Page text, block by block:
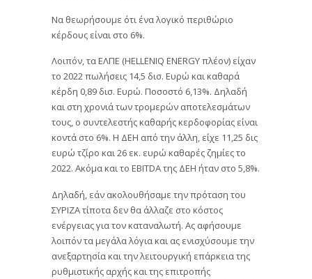
Να θεωρήσουμε ότι ένα λογικό περιθώριο
κέρδους είναι στο 6%.
Λοιπόν, τα ΕΛΠΕ (HELLENIQ ENERGY πλέον) είχαν
το 2022 πωλήσεις 14,5 δισ. Ευρώ και καθαρά
κέρδη 0,89 δισ. Ευρώ. Ποσοστό 6,13%. Δηλαδή
και στη χρονιά των τρομερών αποτελεσμάτων
τους, ο συντελεστής καθαρής κερδοφορίας είναι
κοντά στο 6%. Η ΔΕΗ από την άλλη, είχε 11,25 δις
ευρώ τζίρο και 26 εκ. ευρώ καθαρές ζημίες το
2022. Ακόμα και το EBITDA της ΔΕΗ ήταν στο 5,8%.
Δηλαδή, εάν ακολουθήσαμε την πρόταση του
ΣΥΡΙΖΑ τίποτα δεν θα άλλαζε στο κόστος
ενέργειας για τον καταναλωτή. Ας αφήσουμε
λοιπόν τα μεγάλα λόγια και ας ενισχύσουμε την
ανεξαρτησία και την λειτουργική επάρκεια της
ρυθμιστικής αρχής και της επιτροπής